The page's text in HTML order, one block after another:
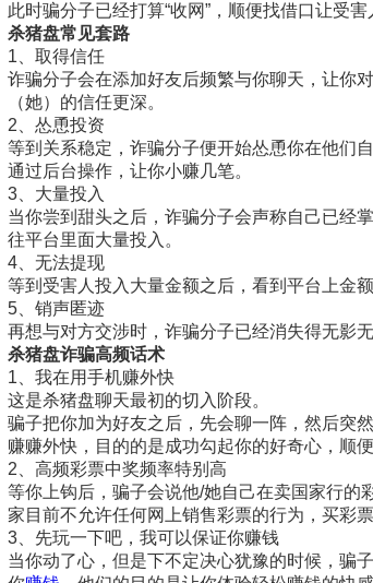
此时骗分子已经打算“收网”，顺便找借口让受
杀猪盘常见套路
1、取得信任
诈骗分子会在添加好友后频繁与你聊天，让你
（她）的信任更深。
2、怂恿投资
等到关系稳定，诈骗分子便开始怂恿你在他们
通过后台操作，让你小赚几笔。
3、大量投入
当你尝到甜头之后，诈骗分子会声称自己已经
往平台里面大量投入。
4、无法提现
等到受害人投入大量金额之后，看到平台上金
5、销声匿迹
再想与对方交涉时，诈骗分子已经消失得无影
杀猪盘诈骗高频话术
1、我在用手机赚外快
这是杀猪盘聊天最初的切入阶段。
骗子把你加为好友之后，先会聊一阵，然后突
赚赚外快，目的的是成功勾起你的好奇心，顺
2、高频彩票中奖频率特别高
等你上钩后，骗子会说他/她自己在卖国家行的
家目前不允许任何网上销售彩票的行为，买彩
3、先玩一下吧，我可以保证你赚钱
当你动了心，但是下不定决心犹豫的时候，骗